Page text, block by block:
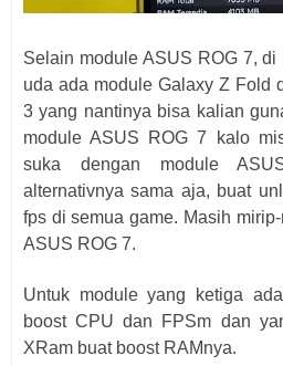
Selain module ASUS ROG 7,
uda ada module Galaxy Z Fold
3 yang nantinya bisa kalian
module ASUS ROG 7 kalo
suka dengan module
alternativnya sama aja, buat
fps di semua game. Masih
ASUS ROG 7.
Untuk module yang ketiga
boost CPU dan FPSm dan
XRam buat boost RAMnya.